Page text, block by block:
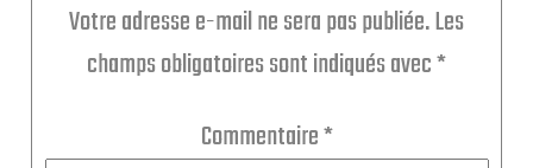
Votre adresse e-mail ne sera pas publiée.Les
champs obligatoires sont indiqués avec*
Commentaire*